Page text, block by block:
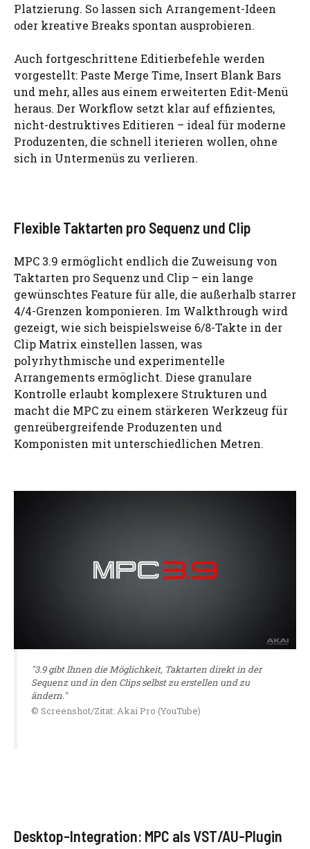
Platzierung. So lassen sich Arrangement-Ideen
oder kreative Breaks spontan ausprobieren.
Auch fortgeschrittene Editierbefehle werden
vorgestellt: Paste Merge Time, Insert Blank Bars
und mehr, alles aus einem erweiterten Edit-Menü
heraus. Der Workflow setzt klar auf effizientes,
nicht-destruktives Editieren – ideal für moderne
Produzenten, die schnell iterieren wollen, ohne
sich in Untermenüs zu verlieren.
Flexible Taktarten pro Sequenz und Clip
MPC 3.9 ermöglicht endlich die Zuweisung von
Taktarten pro Sequenz und Clip – ein lange
gewünschtes Feature für alle, die außerhalb starrer
4/4-Grenzen komponieren. Im Walkthrough wird
gezeigt, wie sich beispielsweise 6/8-Takte in der
Clip Matrix einstellen lassen, was
polyrhythmische und experimentelle
Arrangements ermöglicht. Diese granulare
Kontrolle erlaubt komplexere Strukturen und
macht die MPC zu einem stärkeren Werkzeug für
genreübergreifende Produzenten und
Komponisten mit unterschiedlichen Metren.
"3.9 gibt Ihnen die Möglichkeit, Taktarten direkt in der
Sequenz und in den Clips selbst zu erstellen und zu
ändern."
© Screenshot/Zitat: Akai Pro (YouTube)
Desktop-Integration: MPC als VST/AU-Plugin